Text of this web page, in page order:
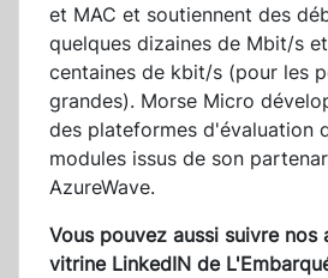
et MAC et soutiennent des
quelques dizaines de Mbit/s
centaines de kbit/s (pour les
grandes). Morse Micro
des plateformes d'évaluation
modules issus de son
AzureWave.
Vous pouvez aussi suivre nos
vitrine LinkedIN de